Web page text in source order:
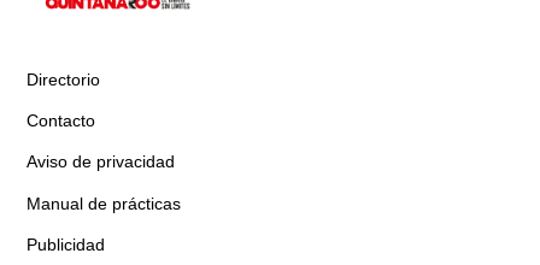
Directorio
Contacto
Aviso de privacidad
Manual de prácticas
Publicidad